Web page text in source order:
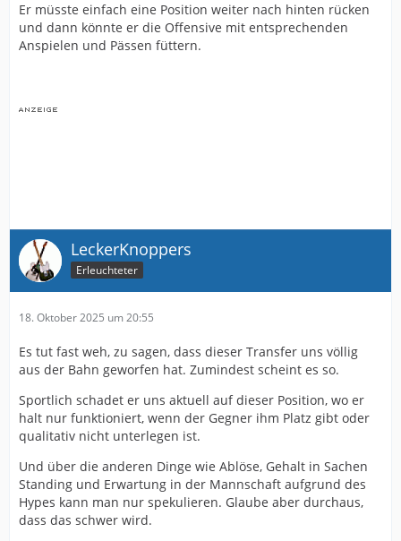
Er müsste einfach eine Position weiter nach hinten rücken
und dann könnte er die Offensive mit entsprechenden
Anspielen und Pässen füttern.
LeckerKnoppers
Erleuchteter
18. Oktober 2025 um 20:55
Es tut fast weh, zu sagen, dass dieser Transfer uns völlig
aus der Bahn geworfen hat. Zumindest scheint es so.
Sportlich schadet er uns aktuell auf dieser Position, wo er
halt nur funktioniert, wenn der Gegner ihm Platz gibt oder
qualitativ nicht unterlegen ist.
Und über die anderen Dinge wie Ablöse, Gehalt in Sachen
Standing und Erwartung in der Mannschaft aufgrund des
Hypes kann man nur spekulieren. Glaube aber durchaus,
dass das schwer wird.